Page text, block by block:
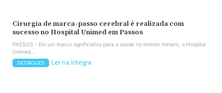
Cirurgia de marca-passo cerebral é realizada com
sucesso no Hospital Unimed em Passos
PASSOS - Em um marco significativo para a saúde no interior mineiro, o Hospital
Unimed...
DESTAQUES Ler na íntegra